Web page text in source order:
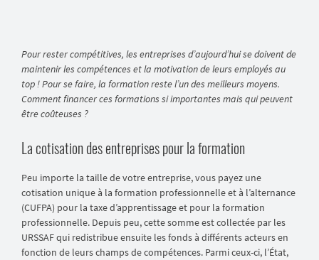
Pour rester compétitives, les entreprises d’aujourd’hui se doivent de
maintenir les compétences et la motivation de leurs employés au
top ! Pour se faire, la formation reste l’un des meilleurs moyens.
Comment financer ces formations si importantes mais qui peuvent
être coûteuses ?
La cotisation des entreprises pour la formation
Peu importe la taille de votre entreprise, vous payez une
cotisation unique à la formation professionnelle et à l’alternance
(CUFPA) pour la taxe d’apprentissage et pour la formation
professionnelle. Depuis peu, cette somme est collectée par les
URSSAF qui redistribue ensuite les fonds à différents acteurs en
fonction de leurs champs de compétences. Parmi ceux-ci, l’État,